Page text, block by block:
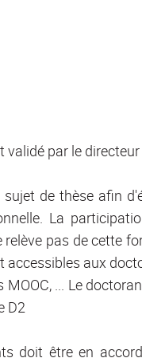
par le directeur
de thèse afin
La
pas de cette
aux
... Le
D2
doit être en